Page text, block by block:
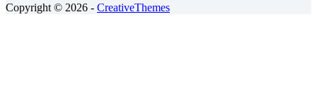
Copyright © 2026 - CreativeThemes